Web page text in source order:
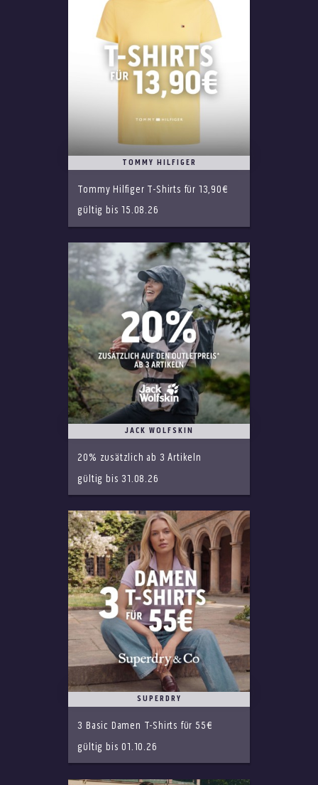
TOMMY HILFIGER
Tommy Hilfiger T-Shirts für 13,90€
gültig bis 15.08.26
JACK WOLFSKIN
20% zusätzlich ab 3 Artikeln
gültig bis 31.08.26
SUPERDRY
3 Basic Damen T-Shirts für 55€
gültig bis 01.10.26